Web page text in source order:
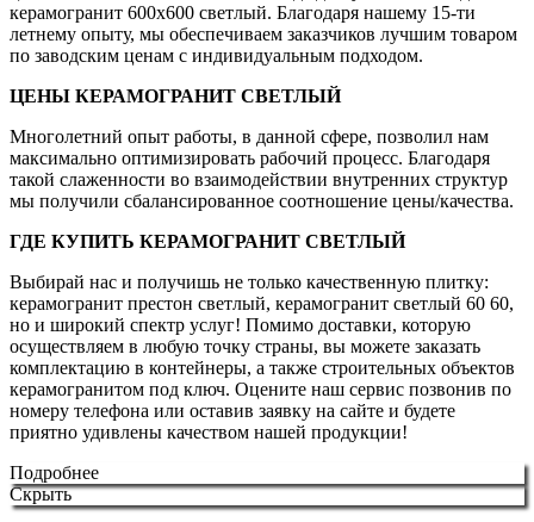
керамогранит 600х600 светлый. Благодаря нашему 15-ти
летнему опыту, мы обеспечиваем заказчиков лучшим товаром
по заводским ценам с индивидуальным подходом.
ЦЕНЫ КЕРАМОГРАНИТ СВЕТЛЫЙ
Многолетний опыт работы, в данной сфере, позволил нам
максимально оптимизировать рабочий процесс. Благодаря
такой слаженности во взаимодействии внутренних структур
мы получили сбалансированное соотношение цены/качества.
ГДЕ КУПИТЬ КЕРАМОГРАНИТ СВЕТЛЫЙ
Выбирай нас и получишь не только качественную плитку:
керамогранит престон светлый, керамогранит светлый 60 60,
но и широкий спектр услуг! Помимо доставки, которую
осуществляем в любую точку страны, вы можете заказать
комплектацию в контейнеры, а также строительных объектов
керамогранитом под ключ. Оцените наш сервис позвонив по
номеру телефона или оставив заявку на сайте и будете
приятно удивлены качеством нашей продукции!
Подробнее
Скрыть